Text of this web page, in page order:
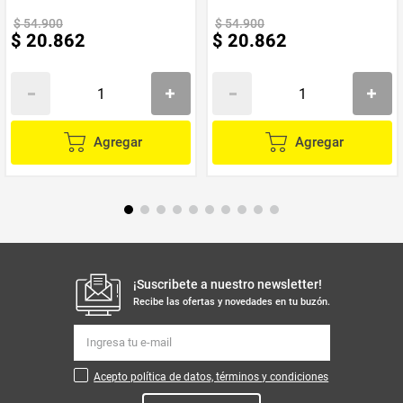
$54.900
$ 20.862
Agregar
$54.900
$ 20.862
Agregar
¡Suscribete a nuestro newsletter!
Recibe las ofertas y novedades en tu buzón.
Acepto política de datos, términos y condiciones